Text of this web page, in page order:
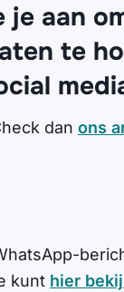
aan
te
dan ons
kunt hier